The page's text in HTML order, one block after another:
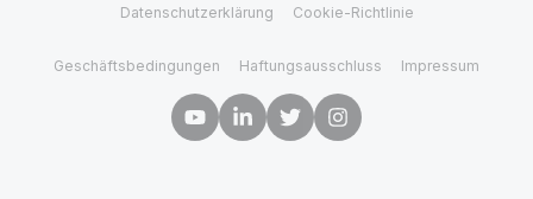
Datenschutzerklärung Cookie-Richtlinie
Geschäftsbedingungen Haftungsausschluss Impressum